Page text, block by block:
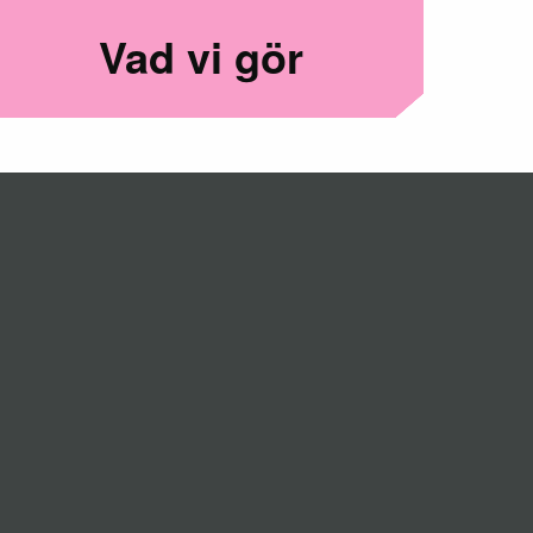
Vad vi gör